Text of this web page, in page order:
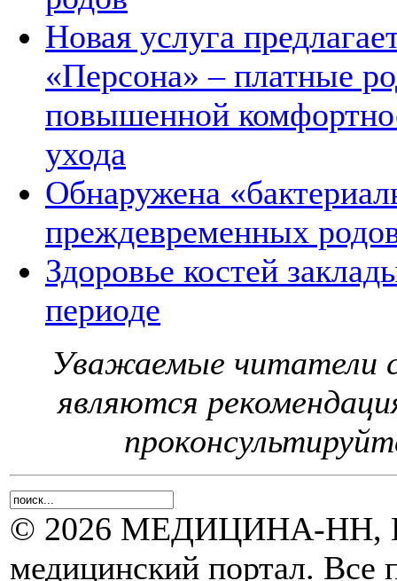
Новая услуга
«Персона» – платные
повышенной
ухода
Обнаружена
преждевременных
Здоровье костей
периоде
Уважаемые читатели
являются
© 2026 МЕДИЦИНА-НН,
медицинский портал. Все